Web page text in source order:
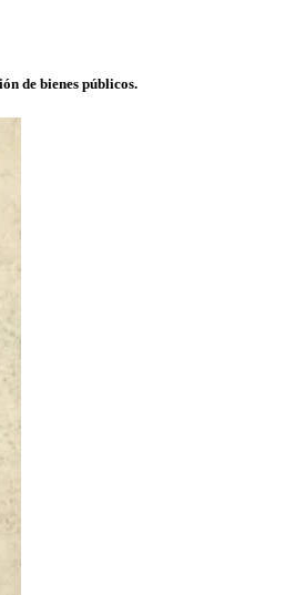
de bienes públicos.